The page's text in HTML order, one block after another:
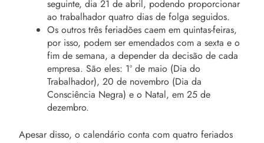
seguinte, dia 21 de abril, podendo proporcionar
ao trabalhador quatro dias de folga seguidos.
Os outros três feriadões caem em quintas-feiras,
por isso, podem ser emendados com a sexta e o
fim de semana, a depender da decisão de cada
empresa. São eles: 1º de maio (Dia do
Trabalhador), 20 de novembro (Dia da
Consciência Negra) e o Natal, em 25 de
dezembro.
Apesar disso, o calendário conta com quatro feriados